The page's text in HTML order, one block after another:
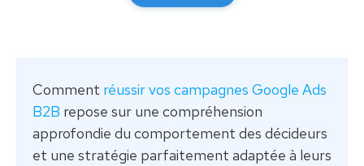
Comment réussir vos campagnes Google Ads
B2B repose sur une compréhension
approfondie du comportement des décideurs
et une stratégie parfaitement adaptée à leurs